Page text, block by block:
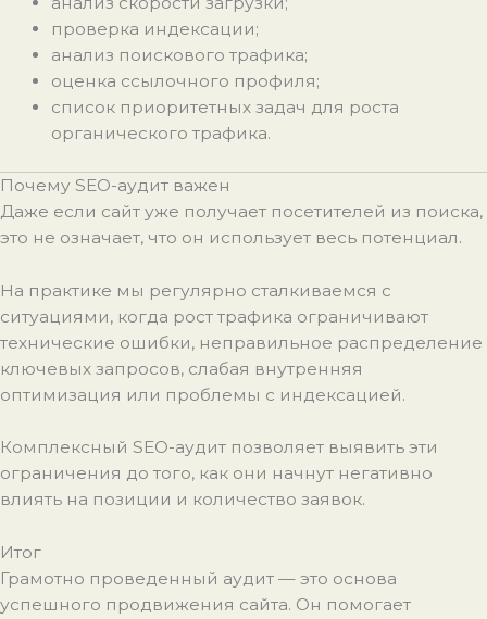
проверка индексации;
анализ поискового трафика;
оценка ссылочного профиля;
список приоритетных задач для роста
органического трафика.
Почему SEO-аудит важен
Даже если сайт уже получает посетителей из поиска,
это не означает, что он использует весь потенциал.
На практике мы регулярно сталкиваемся с
ситуациями, когда рост трафика ограничивают
технические ошибки, неправильное распределение
ключевых запросов, слабая внутренняя
оптимизация или проблемы с индексацией.
Комплексный SEO-аудит позволяет выявить эти
ограничения до того, как они начнут негативно
влиять на позиции и количество заявок.
Итог
Грамотно проведенный аудит — это основа
успешного продвижения сайта. Он помогает